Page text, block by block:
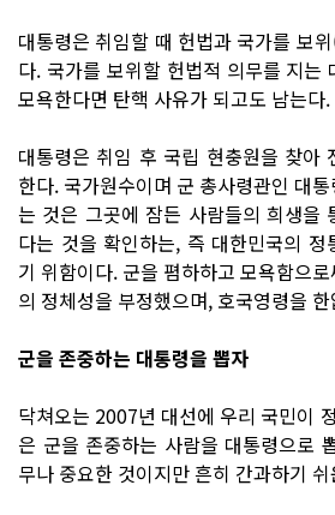
대통령은 취임할 때 헌법과 국가를 보
다. 국가를 보위할 헌법적 의무를 지는
모욕한다면 탄핵 사유가 되고도 남는다.
대통령은 취임 후 국립 현충원을 찾아
한다. 국가원수이며 군 총사령관인 대
는 것은 그곳에 잠든 사람들의 희생을
다는 것을 확인하는, 즉 대한민국의
기 위함이다. 군을 폄하하고 모욕함으
의 정체성을 부정했으며, 호국영령을
군을 존중하는 대통령을 뽑자
닥쳐오는 2007년 대선에 우리 국민이
은 군을 존중하는 사람을 대통령으로
무나 중요한 것이지만 흔히 간과하기